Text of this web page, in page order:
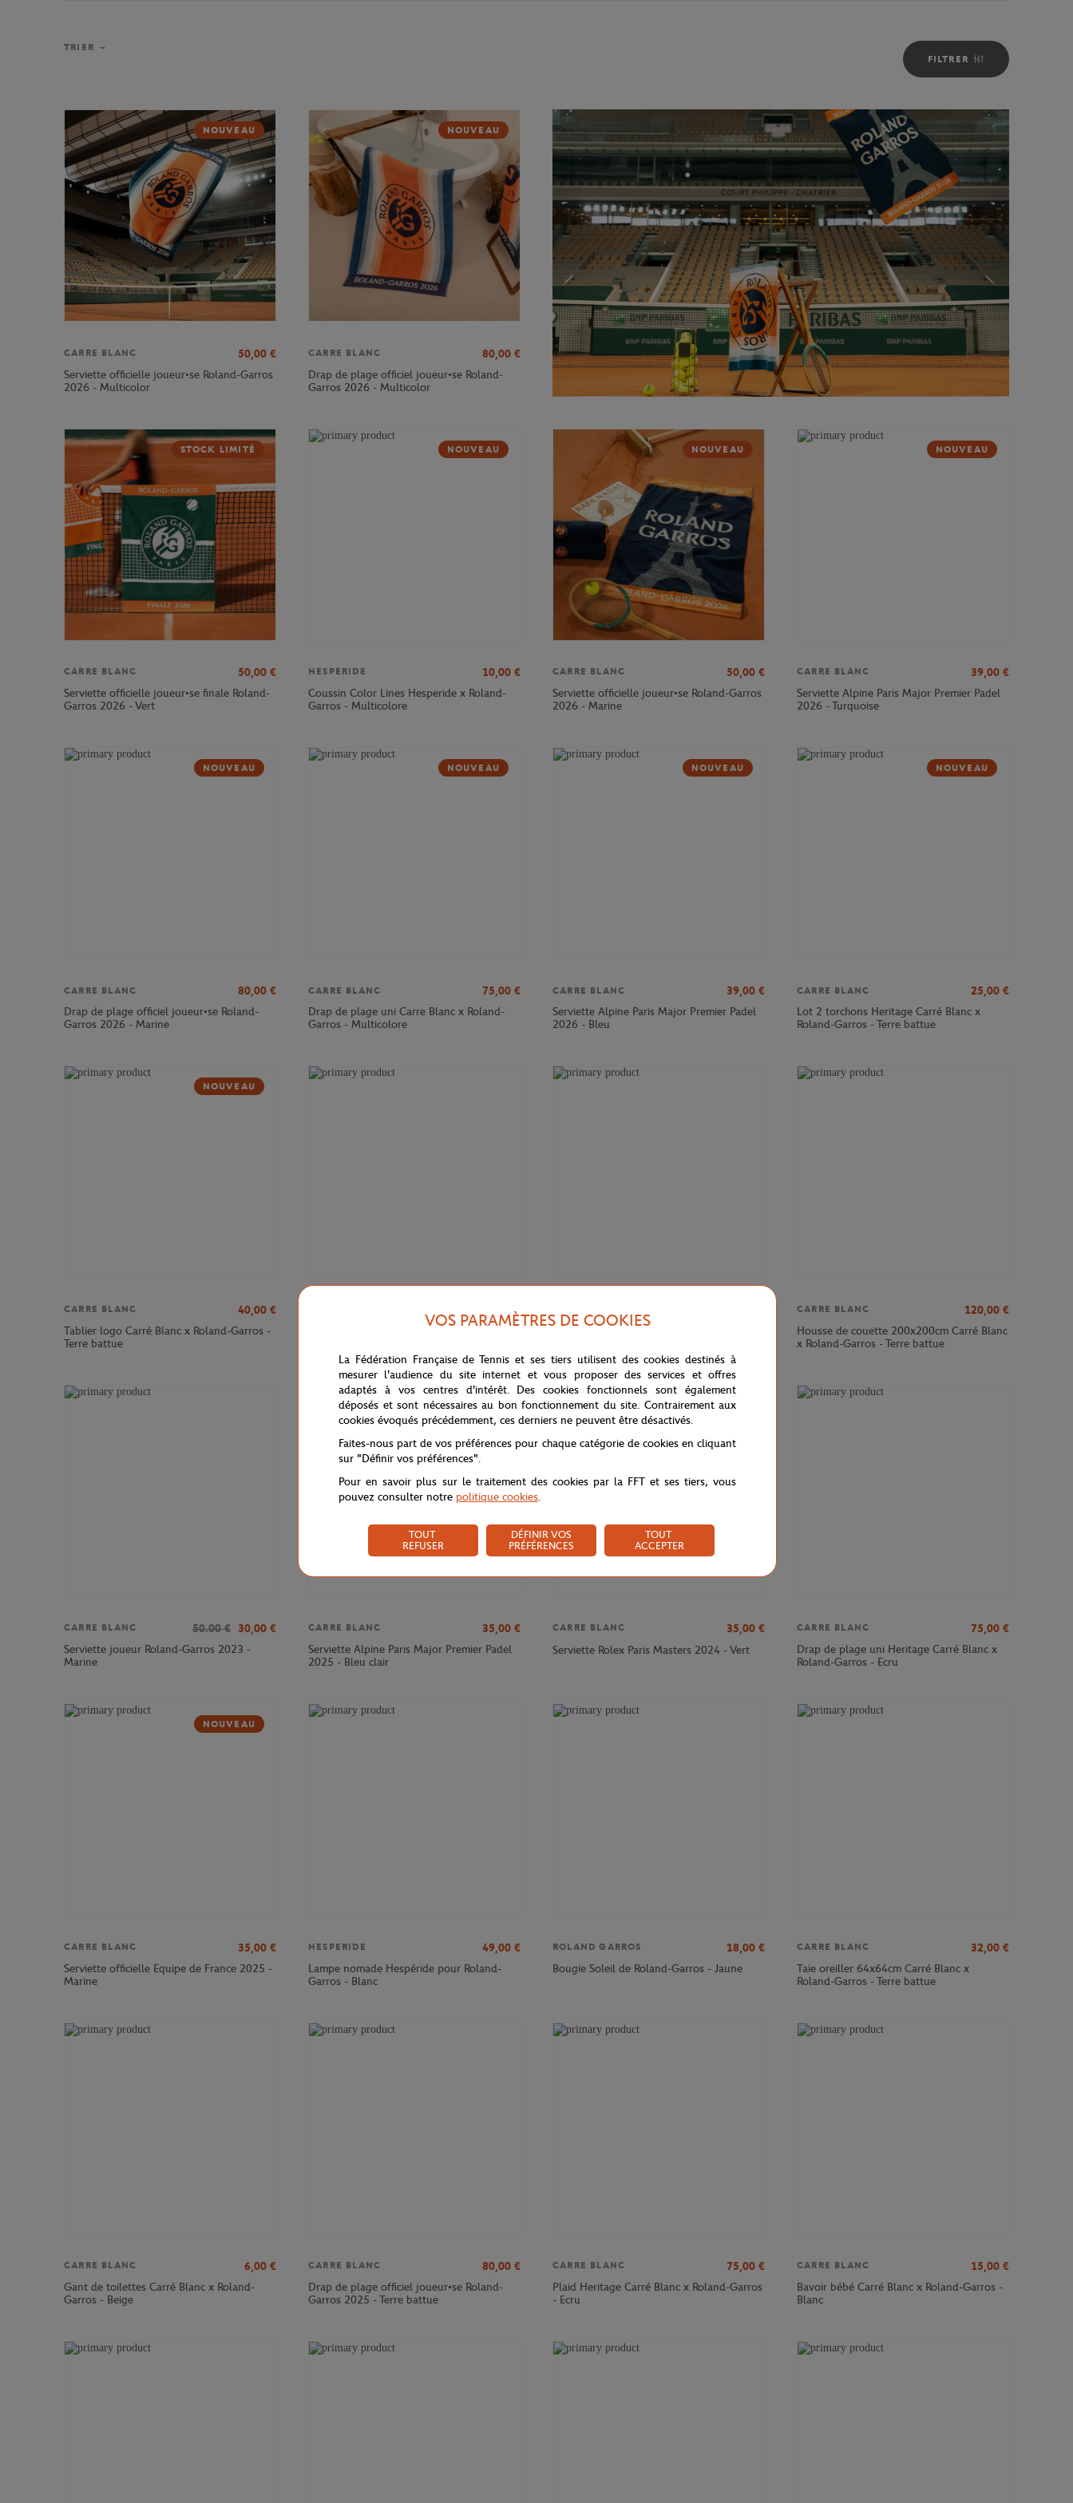
FILTRER
TRIER
NOUVEAU
CARRE BLANC 50,00 €
Serviette officielle joueur•se Roland-Garros
2026 - Multicolor
NOUVEAU
CARRE BLANC 80,00 €
Drap de plage officiel joueur•se Roland-
Garros 2026 - Multicolor
STOCK LIMITÉ
CARRE BLANC 50,00 €
Serviette officielle joueur•se finale Roland-
Garros 2026 - Vert
NOUVEAU
HESPERIDE 10,00 €
Coussin Color Lines Hesperide x Roland-
Garros - Multicolore
NOUVEAU
CARRE BLANC 50,00 €
Serviette officielle joueur•se Roland-Garros
2026 - Marine
NOUVEAU
CARRE BLANC 39,00 €
Serviette Alpine Paris Major Premier Padel
2026 - Turquoise
NOUVEAU
CARRE BLANC 80,00 €
Drap de plage officiel joueur•se Roland-
Garros 2026 - Marine
NOUVEAU
CARRE BLANC 75,00 €
Drap de plage uni Carre Blanc x Roland-
Garros - Multicolore
NOUVEAU
CARRE BLANC 39,00 €
Serviette Alpine Paris Major Premier Padel
2026 - Bleu
NOUVEAU
CARRE BLANC 25,00 €
Lot 2 torchons Heritage Carré Blanc x
Roland-Garros - Terre battue
NOUVEAU
CARRE BLANC 40,00 €
Tablier logo Carré Blanc x Roland-Garros -
Terre battue
€
CARRE BLANC 120,00 €
Housse de couette 200x200cm Carré Blanc
x Roland-Garros - Terre battue
CARRE BLANC 50.00 € 30,00 €
Serviette joueur Roland-Garros 2023 -
Marine
CARRE BLANC 35,00 €
Serviette Alpine Paris Major Premier Padel
2025 - Bleu clair
CARRE BLANC 35,00 €
Serviette Rolex Paris Masters 2024 - Vert
CARRE BLANC 75,00 €
Drap de plage uni Heritage Carré Blanc x
Roland-Garros - Ecru
NOUVEAU
CARRE BLANC 35,00 €
Serviette officielle Equipe de France 2025 -
Marine
HESPERIDE 49,00 €
Lampe nomade Hespéride pour Roland-
Garros - Blanc
ROLAND GARROS 18,00 €
Bougie Soleil de Roland-Garros - Jaune
CARRE BLANC 32,00 €
Taie oreiller 64x64cm Carré Blanc x
Roland-Garros - Terre battue
CARRE BLANC 6,00 €
Gant de toilettes Carré Blanc x Roland-
Garros - Beige
CARRE BLANC 80,00 €
Drap de plage officiel joueur•se Roland-
Garros 2025 - Terre battue
CARRE BLANC 75,00 €
Plaid Heritage Carré Blanc x Roland-Garros
- Ecru
CARRE BLANC 15,00 €
Bavoir bébé Carré Blanc x Roland-Garros -
Blanc
VOS PARAMÈTRES DE COOKIES
La Fédération Française de Tennis et ses tiers utilisent des cookies destinés à
mesurer l'audience du site internet et vous proposer des services et offres
adaptés à vos centres d'intérêt. Des cookies fonctionnels sont également
déposés et sont nécessaires au bon fonctionnement du site. Contrairement aux
cookies évoqués précédemment, ces derniers ne peuvent être désactivés.
Faites-nous part de vos préférences pour chaque catégorie de cookies en cliquant
sur "Définir vos préférences".
Pour en savoir plus sur le traitement des cookies par la FFT et ses tiers, vous
pouvez consulter notre politique cookies.
TOUT
REFUSER
DÉFINIR VOS
PRÉFÉRENCES
TOUT
ACCEPTER